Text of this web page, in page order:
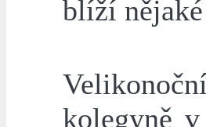
blíží
kolegyně